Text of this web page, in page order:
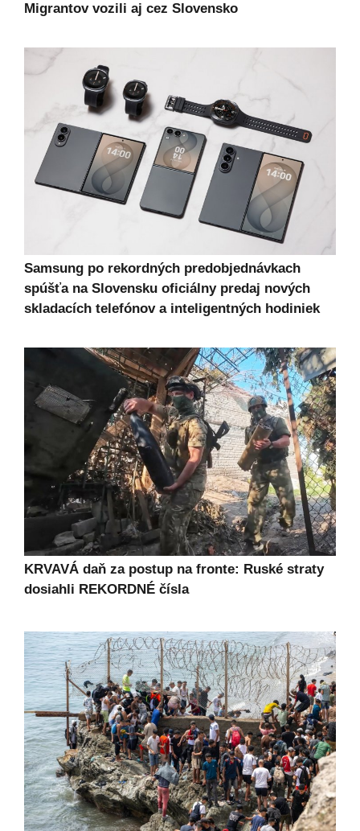
Migrantov vozili aj cez Slovensko
Samsung po rekordných predobjednávkach
spúšťa na Slovensku oficiálny predaj nových
skladacích telefónov a inteligentných hodiniek
KRVAVÁ daň za postup na fronte: Ruské straty
dosiahli REKORDNÉ čísla